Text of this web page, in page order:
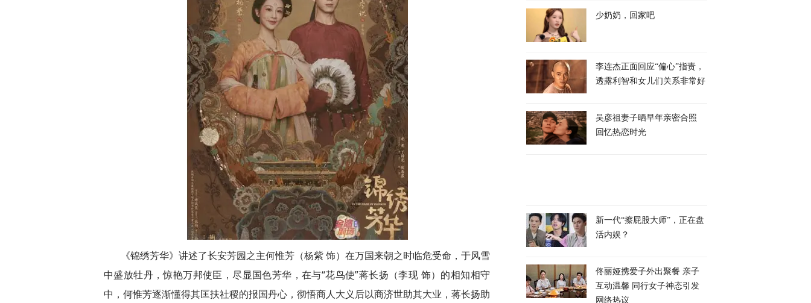
《锦绣芳华》讲述了长安芳园之主何惟芳（杨紫 饰）在万国来朝之时临危受命，于风雪
中盛放牡丹，惊艳万邦使臣，尽显国色芳华，在与“花鸟使”蒋长扬（李现 饰）的相知相守
中，何惟芳逐渐懂得其匡扶社稷的报国丹心，彻悟商人大义后以商济世助其大业，蒋长扬助
少奶奶，回家吧
李连杰正面回应“偏心”指责，
透露利智和女儿们关系非常好
吴彦祖妻子晒早年亲密合照
回忆热恋时光
新一代“擦屁股大师”，正在盘
活内娱？
佟丽娅携爱子外出聚餐 亲子
互动温馨 同行女子神态引发
网络热议